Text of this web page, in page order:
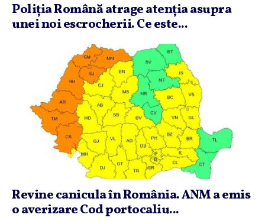
Poliţia Română atrage atenţia asupra
unei noi escrocherii. Ce este...
Revine canicula în România. ANM a emis
o averizare Cod portocaliu...